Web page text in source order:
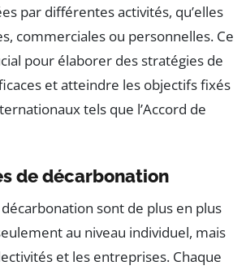
par différentes activités, qu’elles
commerciales ou personnelles. Ce
pour élaborer des stratégies de
et atteindre les objectifs fixés
tels que l’Accord de
de décarbonation
sont de plus en plus
au niveau individuel, mais
et les entreprises. Chaque